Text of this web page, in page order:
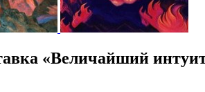
«Величайший